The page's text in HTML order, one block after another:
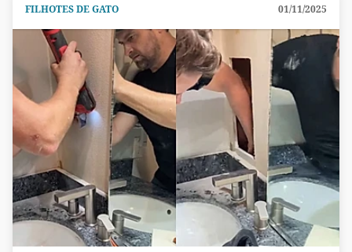
FILHOTES DE GATO 01/11/2025